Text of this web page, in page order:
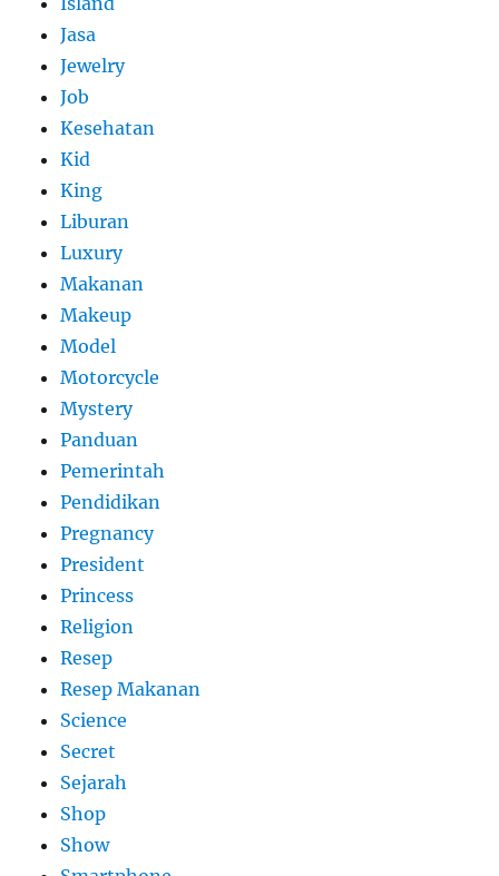
Jasa
Jewelry
Job
Kesehatan
Kid
King
Liburan
Luxury
Makanan
Makeup
Model
Motorcycle
Mystery
Panduan
Pemerintah
Pendidikan
Pregnancy
President
Princess
Religion
Resep
Resep Makanan
Science
Secret
Sejarah
Shop
Show